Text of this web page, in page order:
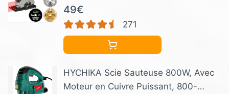
85 mm, Équipé de rails de guidage
laser, Convenu pour le coupage du
bois, du PVC et d'autres matériaux
49€
271
HYCHIKA Scie Sauteuse 800W, Avec
Moteur en Cuivre Puissant, 800-